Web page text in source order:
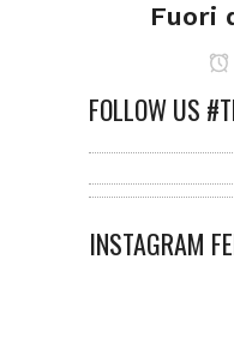
Fuori
FOLLOW US
INSTAGRAM